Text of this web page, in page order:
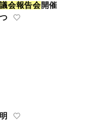
議会報告会開催